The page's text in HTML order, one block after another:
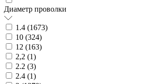
Диаметр проволки
1.4 (1673)
10 (324)
12 (163)
2,2 (1)
2.2 (3)
2.4 (1)